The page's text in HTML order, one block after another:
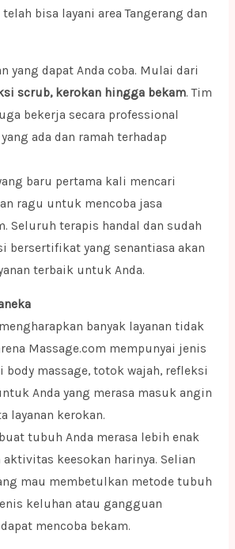
bisa layani area Tangerang dan
yang dapat Anda coba. Mulai dari
scrub, kerokan hingga bekam. Tim
bekerja secara professional
ada dan ramah terhadap
baru pertama kali mencari
ragu untuk mencoba jasa
Seluruh terapis handal dan sudah
bersertifikat yang senantiasa akan
terbaik untuk Anda.
banyak layanan tidak
Massage.com mempunyai jenis
body massage, totok wajah, refleksi
Anda yang merasa masuk angin
layanan kerokan.
tubuh Anda merasa lebih enak
keesokan harinya. Selian
mau membetulkan metode tubuh
keluhan atau gangguan
mencoba bekam.